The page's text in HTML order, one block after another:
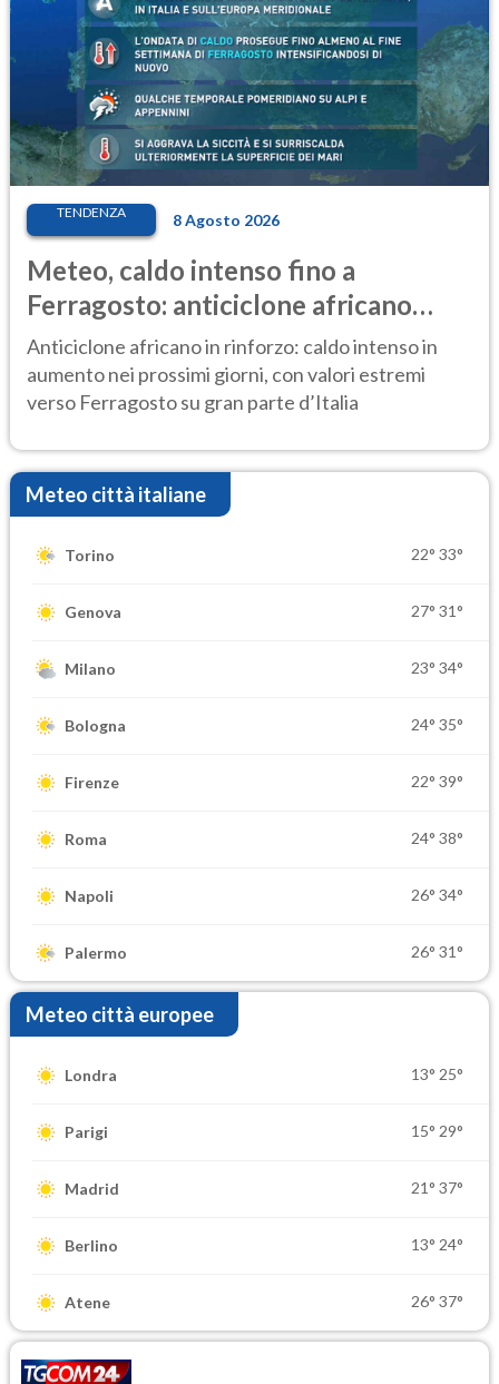
TENDENZA 8 Agosto 2026
Meteo, caldo intenso fino a
Ferragosto: anticiclone africano
ancora protagonista
Anticiclone africano in rinforzo: caldo intenso in
aumento nei prossimi giorni, con valori estremi
verso Ferragosto su gran parte d’Italia
Meteo città italiane
Torino 22° 33°
Genova 27° 31°
Milano 23° 34°
Bologna 24° 35°
Firenze 22° 39°
Roma 24° 38°
Napoli 26° 34°
Palermo 26° 31°
Meteo città europee
Londra 13° 25°
Parigi 15° 29°
Madrid 21° 37°
Berlino 13° 24°
Atene 26° 37°